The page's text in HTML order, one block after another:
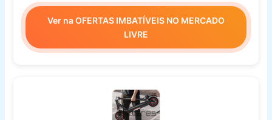
Ver na OFERTAS IMBATÍVEIS NO MERCADO
LIVRE